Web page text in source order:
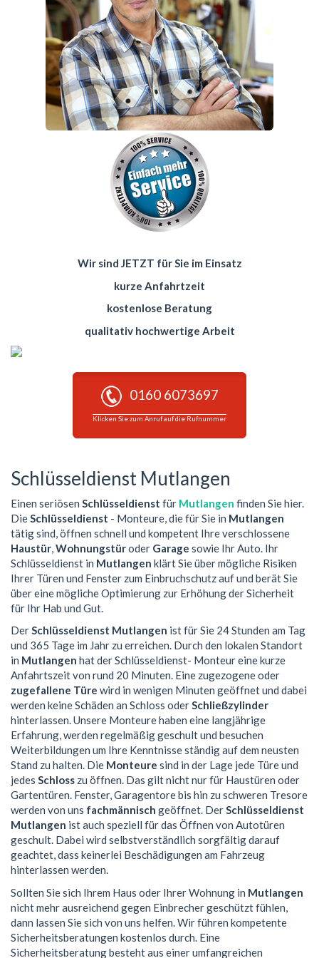
Wir sind JETZT für Sie im Einsatz
kurze Anfahrtzeit
kostenlose Beratung
qualitativ hochwertige Arbeit
0160 6073697
Klicken Sie zum Anruf auf die Rufnummer
Schlüsseldienst Mutlangen
Einen seriösen Schlüsseldienst für Mutlangen finden Sie hier.
DieSchlüsseldienst - Monteure, die für Sie in Mutlangen
tätig sind, öffnen schnell und kompetent Ihre verschlossene
Haustür,Wohnungstüroder Garage sowie Ihr Auto. Ihr
Schlüsseldienst in Mutlangen klärt Sie über mögliche Risiken
Ihrer Türen und Fenster zum Einbruchschutz auf und berät Sie
über eine mögliche Optimierung zur Erhöhung der Sicherheit
für Ihr Hab und Gut.
DerSchlüsseldienst Mutlangen ist für Sie 24 Stunden am Tag
und 365 Tage im Jahr zu erreichen. Durch den lokalen Standort
in Mutlangen hat der Schlüsseldienst- Monteur eine kurze
Anfahrtszeit von rund 20 Minuten. Eine zugezogene oder
zugefallene Türe wird in wenigen Minuten geöffnet und dabei
werden keine Schäden an Schloss oderSchließzylinder
hinterlassen. Unsere Monteure haben eine langjährige
Erfahrung, werden regelmäßig geschult und besuchen
Weiterbildungen um Ihre Kenntnisse ständig auf dem neusten
Stand zu halten. Die Monteure sind in der Lage jede Türe und
jedes Schloss zu öffnen. Das gilt nicht nur für Haustüren oder
Gartentüren. Fenster, Garagentore bis hin zu schweren Tresore
werden von uns fachmännisch geöffnet. DerSchlüsseldienst
Mutlangen ist auch speziell für das Öffnen von Autotüren
geschult. Dabei wird selbstverständlich sorgfältig darauf
geachtet, dass keinerlei Beschädigungen am Fahrzeug
hinterlassen werden.
Sollten Sie sich Ihrem Haus oder Ihrer Wohnung in Mutlangen
nicht mehr ausreichend gegen Einbrecher geschützt fühlen,
dann lassen Sie sich von uns helfen. Wir führen kompetente
Sicherheitsberatungen kostenlos durch. Eine
Sicherheitsberatung besteht aus einer umfangreichen